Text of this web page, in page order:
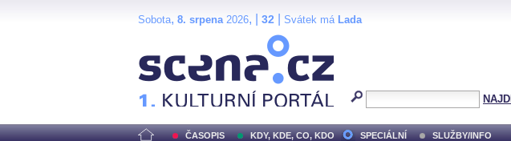
Sobota, 8. srpena2026, | 32 Svátek má Lada
NAJDI
ČASOPIS KDY, KDE, CO, KDO SPECIÁLNÍ SLUŽBY/INFO